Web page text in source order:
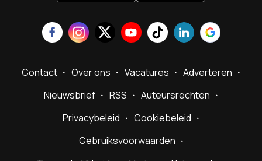
Contact Over ons Vacatures
Adverteren
Nieuwsbrief
RSS
Auteursrechten
Privacybeleid
Cookiebeleid
Gebruiksvoorwaarden